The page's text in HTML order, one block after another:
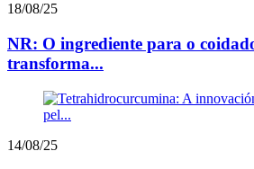
18/08/25
NR: O ingrediente para o
transforma...
14/08/25